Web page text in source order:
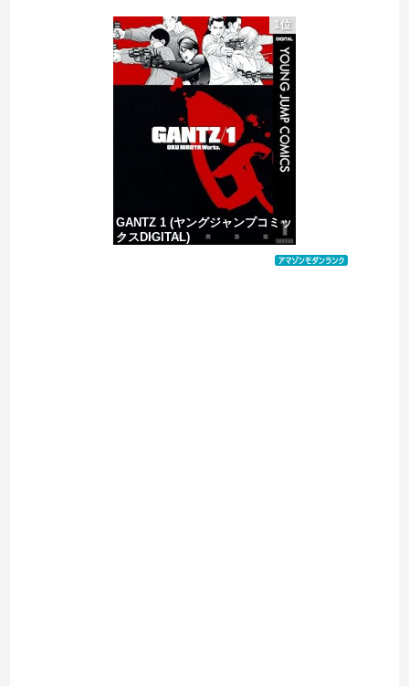
激震地の熊本県氷川町に共産党、社民党、立憲民政党等の左派の救援は影すら見えず。住民苦言
避難所に土足でズカズカと入ってきて勝手に動画や写真を撮影したメディア取材陣、挙句の果てに要求してきたのは……
銅線ケーブル2.2トン盗んだベトナム国籍の男を逮捕 #移民 #外国人 #ニュース
1位
GANTZ 1 (ヤングジャンプコミッ
クスDIGITAL)
価格：¥617